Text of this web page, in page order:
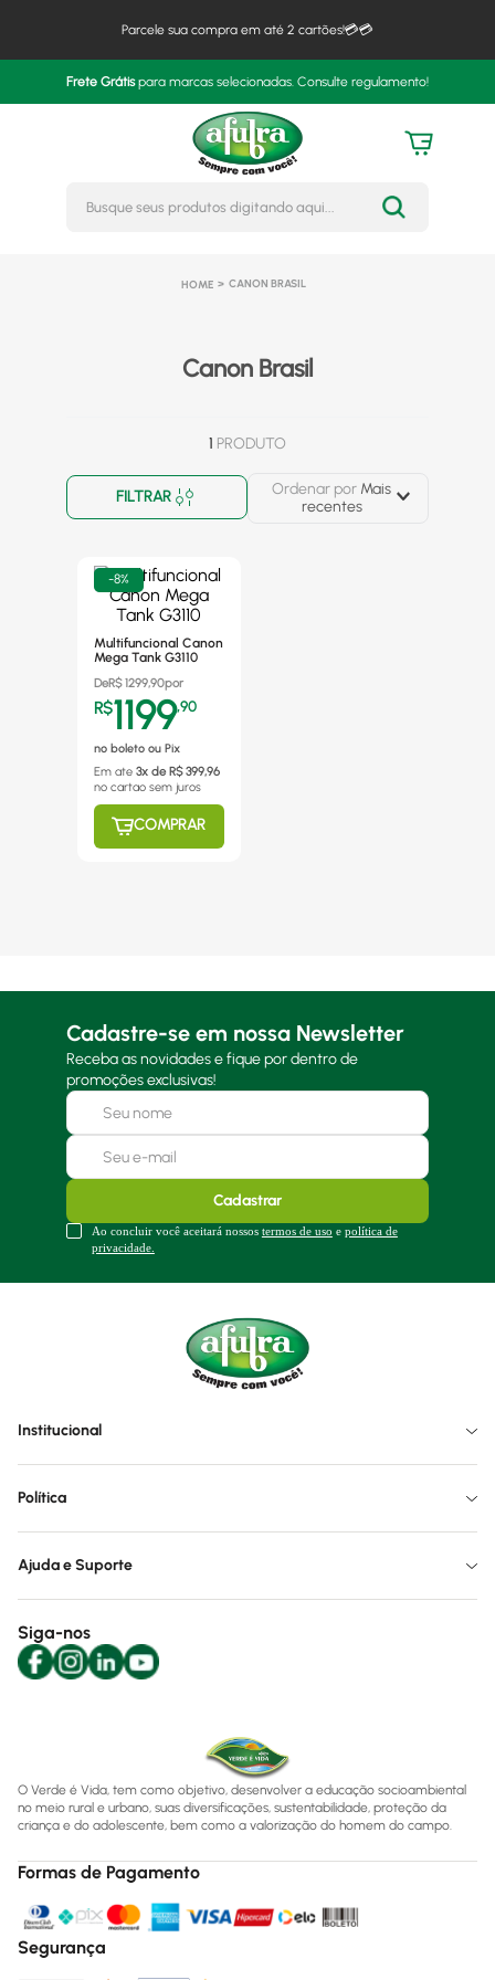
Parcele sua compra em até 2 cartões!💳💳
Frete Grátispara marcas selecionadas. Consulte regulamento!
Busque seus produtos
CANON BRASIL
Canon Brasil
1 PRODUTO
FILTRAR Ordenar por Mais
recentes
-8%
Multifuncional Canon
Mega Tank G3110
DeR$1299,90por
R$1199,90
no boleto ou Pix
Em ate 3x de R$ 399,96
no cartao sem juros
COMPRAR
Cadastre-se em nossa Newsletter
Receba as novidades e fique por dentro de
promoções exclusivas!
Cadastrar
Ao concluir você aceitará nossos termos de uso e política de
privacidade.
Institucional
Política
Ajuda e Suporte
Siga-nos
O Verde é Vida, tem como objetivo, desenvolver a educação socioambiental
no meio rural e urbano, suas diversificações, sustentabilidade, proteção da
criança e do adolescente, bem como a valorização do homem do campo.
Formas de Pagamento
Segurança